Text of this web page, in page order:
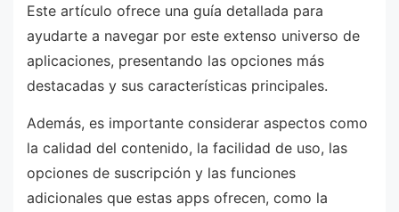
Este artículo ofrece una guía detallada para
ayudarte a navegar por este extenso universo de
aplicaciones, presentando las opciones más
destacadas y sus características principales.
Además, es importante considerar aspectos como
la calidad del contenido, la facilidad de uso, las
opciones de suscripción y las funciones
adicionales que estas apps ofrecen, como la